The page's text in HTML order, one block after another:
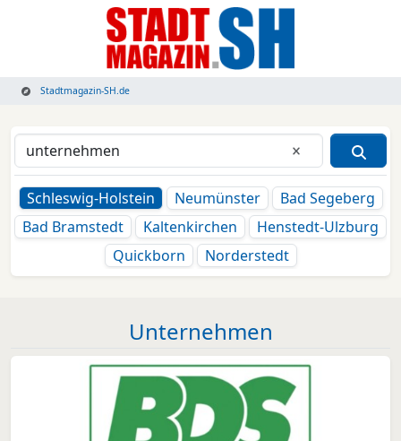
Stadtmagazin-SH.de
Eingabe
Schleswig-Holstein
Neumünster
Bad Segeberg
Bad Bramstedt
Kaltenkirchen
Henstedt-Ulzburg
Quickborn
Norderstedt
Unternehmen